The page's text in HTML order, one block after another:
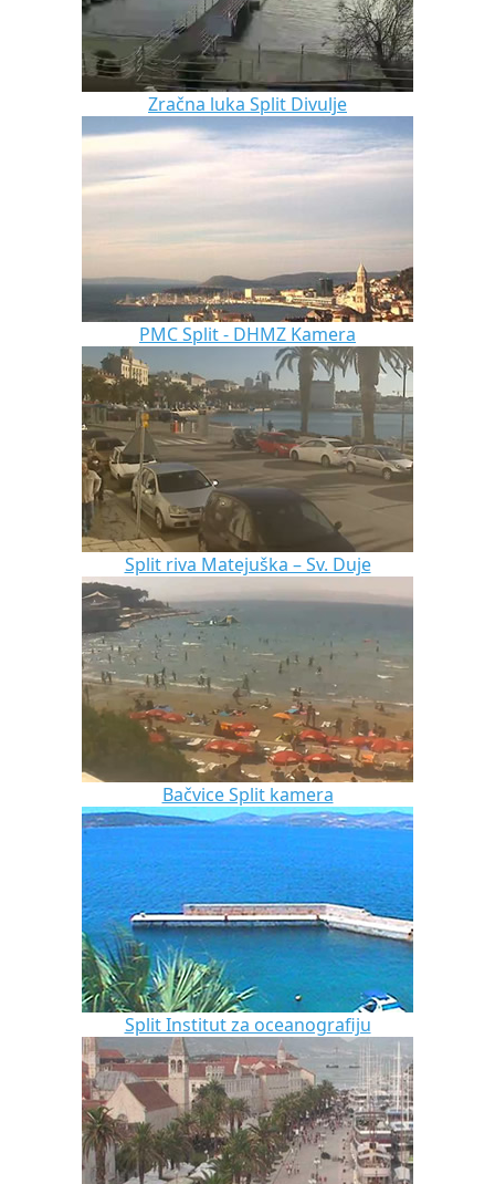
Zračna luka Split Divulje
PMC Split - DHMZ Kamera
Split riva Matejuška – Sv. Duje
Bačvice Split kamera
Split Institut za oceanografiju